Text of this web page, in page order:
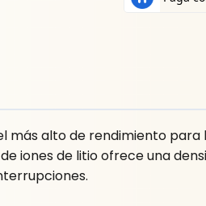
más alto de rendimiento para
iones de litio ofrece una